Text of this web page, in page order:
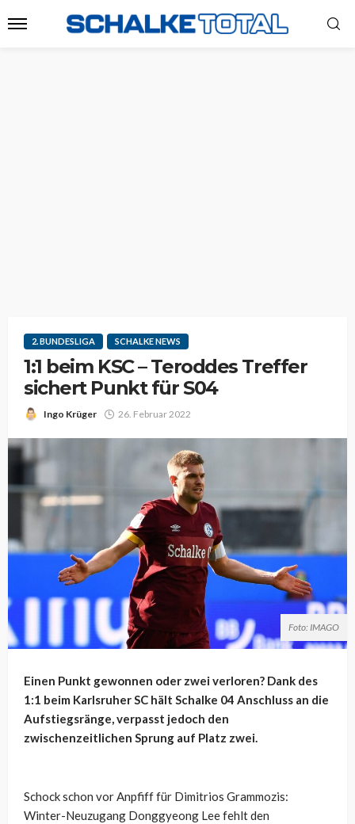
2. BUNDESLIGA SCHALKE NEWS
1:1 beim KSC – Teroddes Treffer
sichert Punkt für S04
Ingo Krüger 26. Februar 2022
Foto: IMAGO
Einen Punkt gewonnen oder zwei verloren? Dank des
1:1 beim Karlsruher SC hält Schalke 04 Anschluss an die
Aufstiegsränge, verpasst jedoch den
zwischenzeitlichen Sprung auf Platz zwei.
Schock schon vor Anpfiff für Dimitrios Grammozis:
Winter-Neuzugang Donggyeong Lee fehlt den